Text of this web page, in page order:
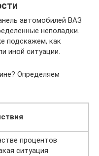
автомобилей ВАЗ
неполадки.
подскажем, как
иной ситуации.
Определяем
процентов
ситуация